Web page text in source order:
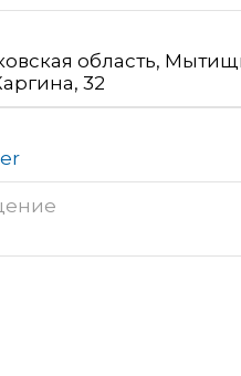
область,
32